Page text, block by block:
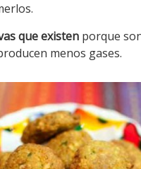
que existen porque
menos gases.